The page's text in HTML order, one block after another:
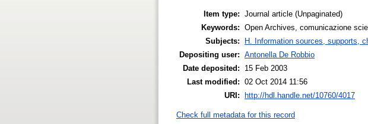
Item type: Journal article (Unpaginated)
Keywords: Open Archives, comunicazione
Subjects:
H. Information sources, supports,
Depositing user: Antonella De Robbio
Date deposited:
15 Feb 2003
Last modified: 02 Oct 2014 11:56
URI:
http://hdl.handle.net/10760/4017
Check full metadata for this record